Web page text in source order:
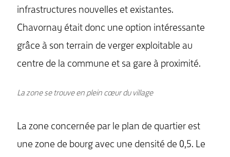
infrastructures nouvelles et existantes.
Chavornay était donc une option intéressante
grâce à son terrain de verger exploitable au
centre de la commune et sa gare à proximité.
La zone se trouve en plein cœur du village
La zone concernée par le plan de quartier est
une zone de bourg avec une densité de 0,5. Le